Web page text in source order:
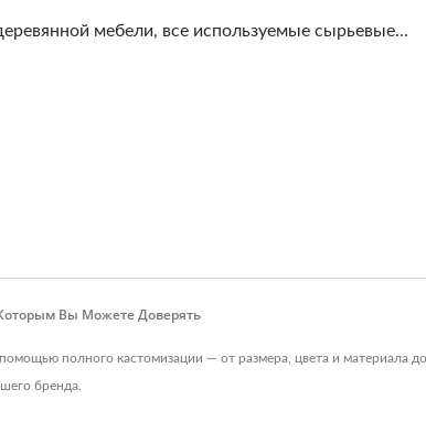
мебели, все используемые сырьевые...
Вы Можете Доверять
полного кастомизации — от размера, цвета и материала
бренда.